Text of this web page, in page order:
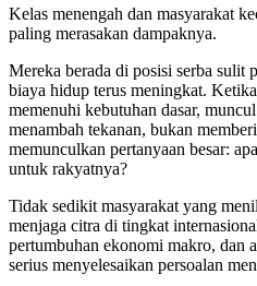
Kelas menengah dan masyarakat
paling merasakan dampaknya.
Mereka berada di posisi serba sulit
biaya hidup terus meningkat.
memenuhi kebutuhan dasar,
menambah tekanan, bukan
memunculkan pertanyaan besar:
untuk rakyatnya?
Tidak sedikit masyarakat yang
menjaga citra di tingkat
pertumbuhan ekonomi makro, dan
serius menyelesaikan persoalan